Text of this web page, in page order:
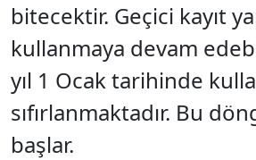
bitecektir. Geçici kayıt
kullanmaya devam
yıl 1 Ocak tarihinde
sıfırlanmaktadır. Bu
başlar.